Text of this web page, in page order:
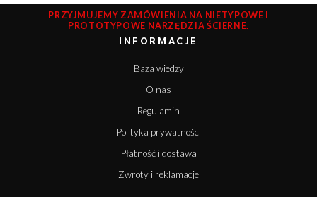
PRZYJMUJEMY ZAMÓWIENIA NA NIETYPOWE I
PROTOTYPOWE NARZĘDZIA ŚCIERNE.
INFORMACJE
Baza wiedzy
O nas
Regulamin
Polityka prywatności
Płatność i dostawa
Zwroty i reklamacje